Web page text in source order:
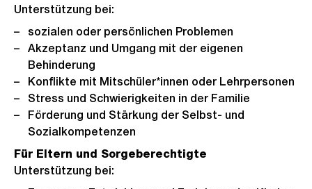
Unterstützung bei:
sozialen oder persönlichen Problemen
Akzeptanz und Umgang mit der eigenen
Behinderung
Konflikte mit Mitschüler*innen oder Lehrpersonen
Stress und Schwierigkeiten in der Familie
Förderung und Stärkung der Selbst- und
Sozialkompetenzen
Für Eltern und Sorgeberechtigte
Unterstützung bei: